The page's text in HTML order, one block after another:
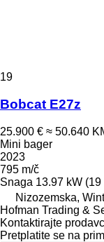
19
Bobcat E27z
25.900 € ≈ 50.640
Mini bager
2023
795 m/č
Snaga 13.97 kW (19
Nizozemska,
Hofman Trading &
Kontaktirajte
Pretplatite se na